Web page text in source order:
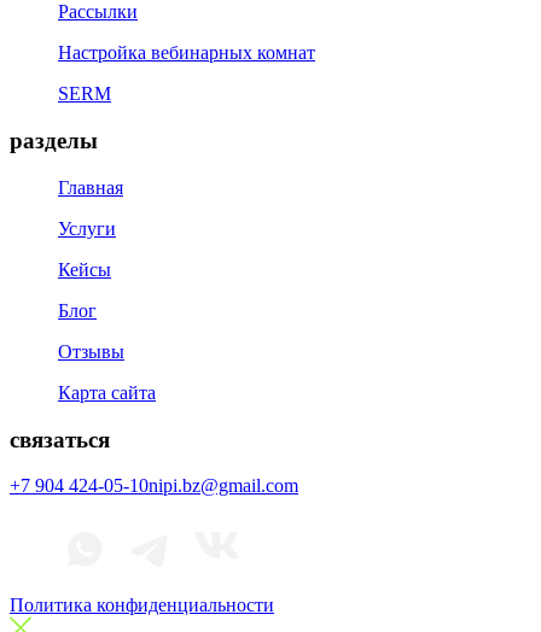
Рассылки
Настройка вебинарных комнат
SERM
разделы
Главная
Услуги
Кейсы
Блог
Отзывы
Карта сайта
связаться
+7 904 424-05-10nipi.bz@gmail.com
Политика конфиденциальности